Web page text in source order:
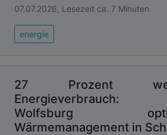
07.07.2026, Lesezeit ca. 7 Minuten
energie
27 Prozent
Energieverbrauch:
Wolfsburg
Wärmemanagement in